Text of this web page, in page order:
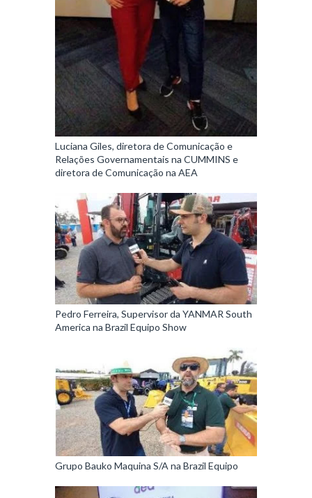
Luciana Giles, diretora de Comunicação e
Relações Governamentais na CUMMINS e
diretora de Comunicação na AEA
Pedro Ferreira, Supervisor da YANMAR South
America na Brazil Equipo Show
Grupo Bauko Maquina S/A na Brazil Equipo